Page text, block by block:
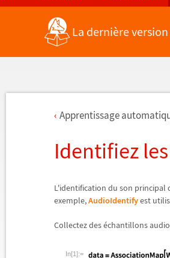
La dernière
Apprentissage
Identifiez
L'identification du son
exemple,AudioIdentifyest utilis
Collectez deséchantillons
In[1]:=